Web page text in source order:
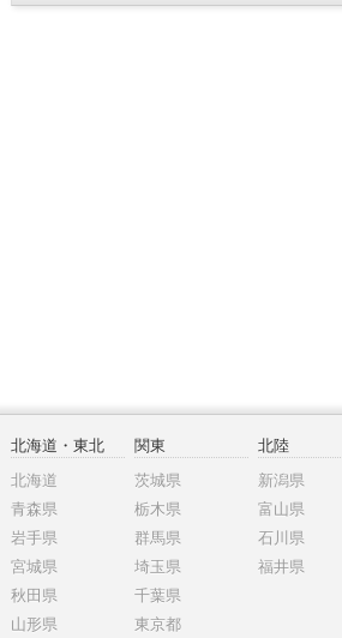
北海道・東北
北海道
青森県
岩手県
宮城県
秋田県
山形県
関東
茨城県
栃木県
群馬県
埼玉県
千葉県
東京都
北陸
新潟県
富山県
石川県
福井県